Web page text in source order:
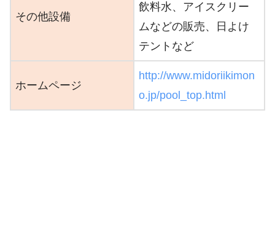
その他設備
飲料水、アイスクリー
ムなどの販売、日よけ
テントなど
ホームページ
http://www.midoriikimon
o.jp/pool_top.html